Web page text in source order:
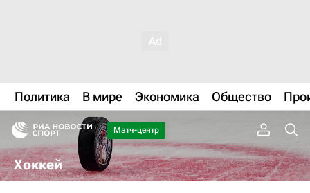
Политика В мире Экономика Общество
Матч-центр
Хоккей